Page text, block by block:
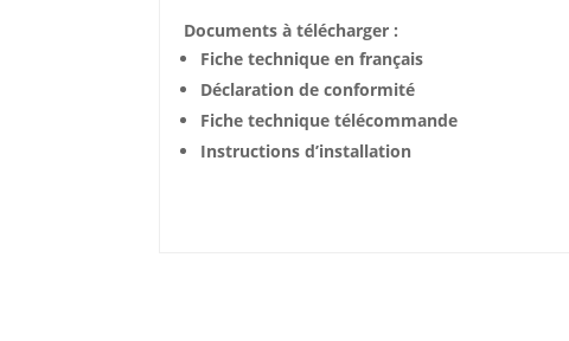
Documents à télécharger :
Fiche technique en français
Déclaration de conformité
Fiche technique télécommande
Instructions d’installation